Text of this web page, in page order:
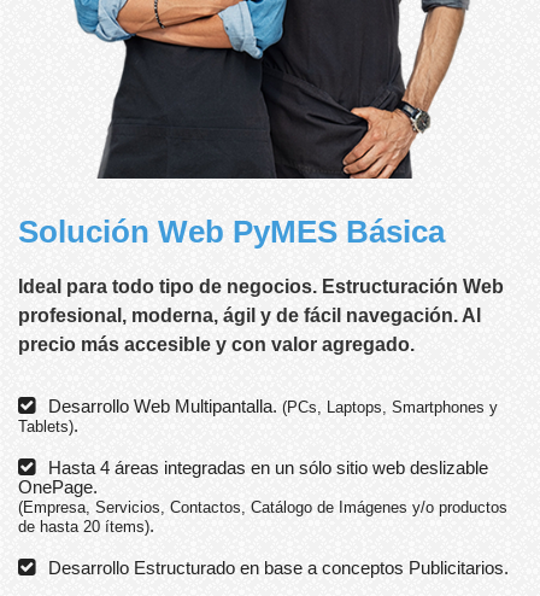
Solución Web PyMES Básica
Ideal para todo tipo de negocios. Estructuración Web
profesional, moderna, ágil y de fácil navegación. Al
precio más accesible y con valor agregado.
Desarrollo Web Multipantalla. (PCs, Laptops, Smartphones y
Tablets).
Hasta 4 áreas integradas en un sólo sitio web deslizable
OnePage.
(Empresa, Servicios, Contactos, Catálogo de Imágenes y/o productos
de hasta 20 ítems).
Desarrollo Estructurado en base a conceptos Publicitarios.